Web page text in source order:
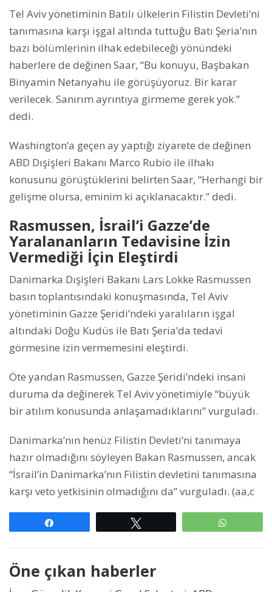
Tel Aviv yönetiminin Batılı ülkelerin Filistin Devleti’ni
tanımasına karşı işgal altında tuttuğu Batı Şeria’nın
bazı bölümlerinin ilhak edebileceği yönündeki
haberlere de değinen Saar, “Bu konuyu, Başbakan
Binyamin Netanyahu ile görüşüyoruz. Bir karar
verilecek. Sanırım ayrıntıya girmeme gerek yok.”
dedi.
Washington’a geçen ay yaptığı ziyarete de değinen
ABD Dışişleri Bakanı Marco Rubio ile ilhakı
konusunu görüştüklerini belirten Saar, “Herhangi bir
gelişme olursa, eminim ki açıklanacaktır.” dedi.
Rasmussen, İsrail’i Gazze’de
Yaralananların Tedavisine İzin
Vermediği İçin Eleştirdi
Danimarka Dışişleri Bakanı Lars Lokke Rasmussen
basın toplantısındaki konuşmasında, Tel Aviv
yönetiminin Gazze Şeridi’ndeki yaralıların işgal
altındaki Doğu Kudüs ile Batı Şeria’da tedavi
görmesine izin vermemesini eleştirdi.
Öte yandan Rasmussen, Gazze Şeridi’ndeki insani
duruma da değinerek Tel Aviv yönetimiyle “büyük
bir atılım konusunda anlaşamadıklarını” vurguladı.
Danimarka’nın henüz Filistin Devleti’ni tanımaya
hazır olmadığını söyleyen Bakan Rasmussen, ancak
“İsrail’in Danimarka’nın Filistin devletini tanımasına
karşı veto yetkisinin olmadığını da” vurguladı. (aa,c
Öne çıkan haberler